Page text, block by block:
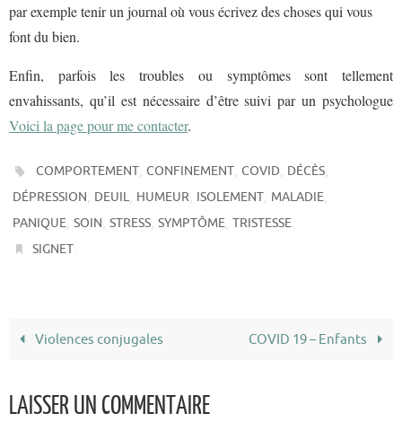
par exemple tenir un journal où vous écrivez des choses qui vous
font du bien.
Enfin, parfois les troubles ou symptômes sont tellement
envahissants, qu’il est nécessaire d’être suivi par un psychologue
Voici la page pour me contacter.
COMPORTEMENT,CONFINEMENT,COVID, DÉCÈS,
DÉPRESSION, DEUIL, HUMEUR, ISOLEMENT, MALADIE,
PANIQUE, SOIN, STRESS, SYMPTÔME, TRISTESSE
SIGNET
Violences conjugales COVID 19 – Enfants
LAISSER UN COMMENTAIRE